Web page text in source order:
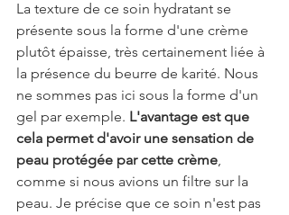
La texture de ce soin hydratant se
présente sous la forme d'une crème
plutôt épaisse, très certainement liée à
la présence du beurre de karité. Nous
ne sommes pas ici sous la forme d'un
gel par exemple. L'avantage est que
cela permet d'avoir une sensation de
peau protégée par cette crème,
comme si nous avions un filtre sur la
peau. Je précise que ce soin n'est pas